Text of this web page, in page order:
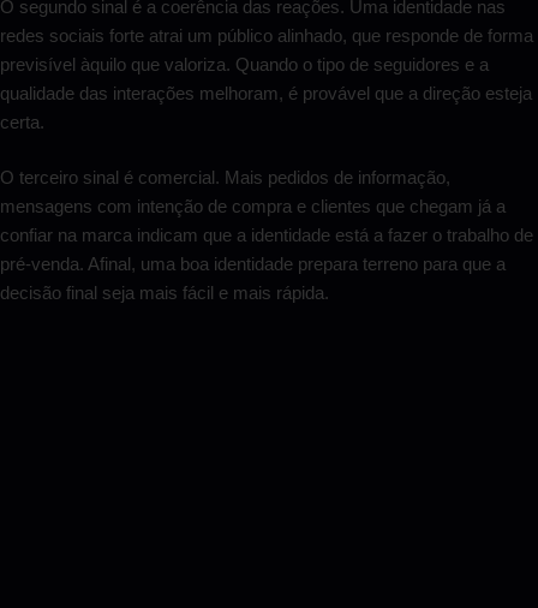
O segundo sinal é a coerência das reações. Uma identidade nas
redes sociais forte atrai um público alinhado, que responde de forma
previsível àquilo que valoriza. Quando o tipo de seguidores e a
qualidade das interações melhoram, é provável que a direção esteja
certa.
O terceiro sinal é comercial. Mais pedidos de informação,
mensagens com intenção de compra e clientes que chegam já a
confiar na marca indicam que a identidade está a fazer o trabalho de
pré-venda. Afinal, uma boa identidade prepara terreno para que a
decisão final seja mais fácil e mais rápida.